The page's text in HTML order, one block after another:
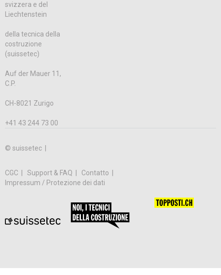
svizzera e del
Liechtenstein
della tecnica della
costruzione
(suissetec)
Auf der Mauer 11,
C.P.
CH-8021 Zurigo
+41 43 244 73 00
© suissetec |
CGC Support & FAQ
Contatto
Impressum / Protezione dei dati